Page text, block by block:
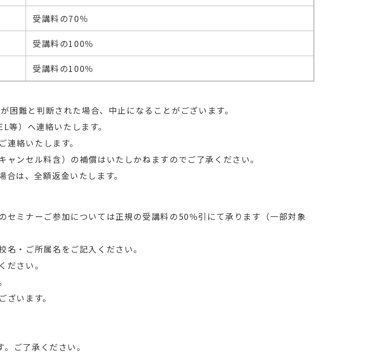
受講料の70％
受講料の100％
受講料の100％
難と判断された場合、中止になることがございます。
）へ連絡いたします。
絡いたします。
ンセル料含）の補償はいたしかねますのでご了承ください。
は、全額返金いたします。
ミナーご参加については正規の受講料の50％引にて承ります（一部対象
・ご所属名をご記入ください。
さい。
います。
ご了承ください。